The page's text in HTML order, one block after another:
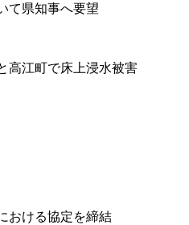
て県知事へ要望
高江町で床上浸水被害
おける協定を締結